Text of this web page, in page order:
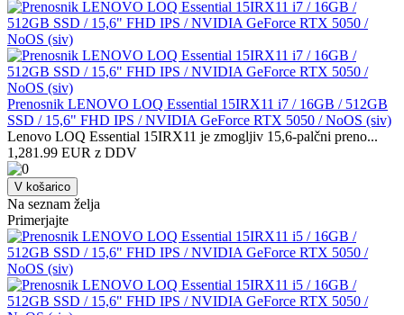
Prenosnik LENOVO LOQ Essential 15IRX11 i7 / 16GB / 512GB
SSD / 15,6" FHD IPS / NVIDIA GeForce RTX 5050 / NoOS (siv)
Lenovo LOQ Essential 15IRX11 je zmogljiv 15,6-palčni preno...
1,281.99 EUR z DDV
V košarico
Na seznam želja
Primerjajte